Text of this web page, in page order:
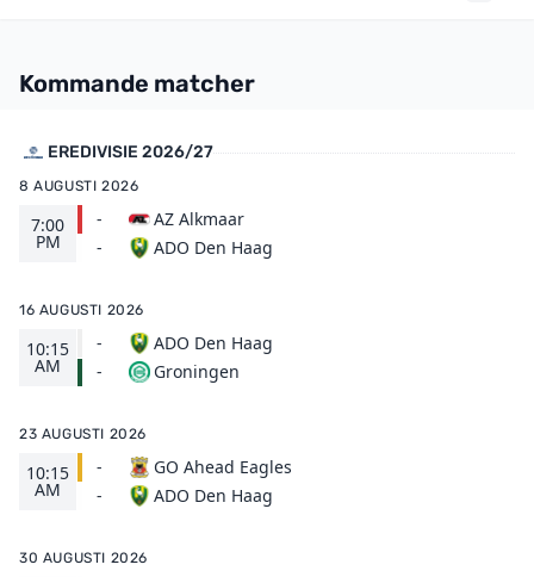
Kommande matcher
EREDIVISIE 2026/27
8 AUGUSTI 2026
7:00
PM
-
-
AZ Alkmaar
ADO Den Haag
16 AUGUSTI 2026
10:15
AM
-
-
ADO Den Haag
Groningen
23 AUGUSTI 2026
10:15
AM
-
-
GO Ahead Eagles
ADO Den Haag
30 AUGUSTI 2026